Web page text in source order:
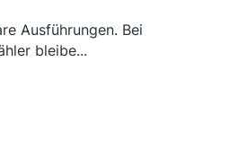
Ausführungen. Bei
bleibe...